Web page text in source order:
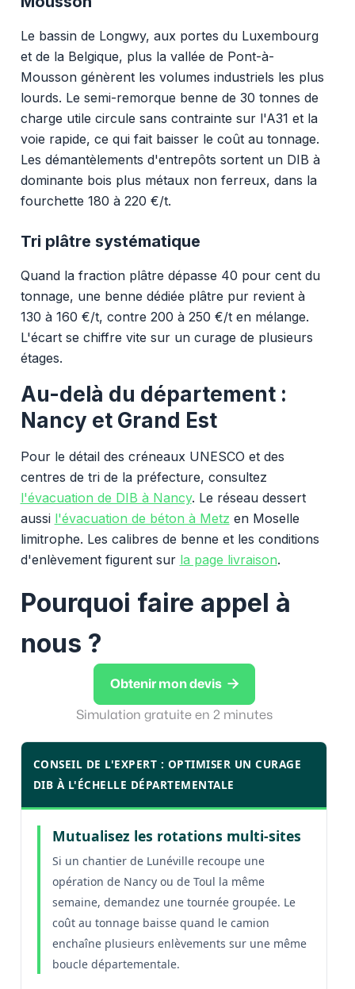
Le bassin de Longwy, aux portes du Luxembourg
et de la Belgique, plus la vallée de Pont-à-
Mousson génèrent les volumes industriels les plus
lourds. Le semi-remorque benne de 30 tonnes de
charge utile circule sans contrainte sur l'A31 et la
voie rapide, ce qui fait baisser le coût au tonnage.
Les démantèlements d'entrepôts sortent un DIB à
dominante bois plus métaux non ferreux, dans la
fourchette 180 à 220 €/t.
Tri plâtre systématique
Quand la fraction plâtre dépasse 40 pour cent du
tonnage, une benne dédiée plâtre pur revient à
130 à 160 €/t, contre 200 à 250 €/t en mélange.
L'écart se chiffre vite sur un curage de plusieurs
étages.
Au-delà du département :
Nancy et Grand Est
Pour le détail des créneaux UNESCO et des
centres de tri de la préfecture, consultez
l'évacuation de DIB à Nancy. Le réseau dessert
aussi l'évacuation de béton à Metz en Moselle
limitrophe. Les calibres de benne et les conditions
d'enlèvement figurent sur la page livraison.
Pourquoi faire appel à
nous ?
Obtenir mon devis 
Simulation gratuite en 2 minutes
CONSEIL DE L'EXPERT : OPTIMISER UN CURAGE
DIB À L'ÉCHELLE DÉPARTEMENTALE
Mutualisez les rotations multi-sites
Si un chantier de Lunéville recoupe une
opération de Nancy ou de Toul la même
semaine, demandez une tournée groupée. Le
coût au tonnage baisse quand le camion
enchaîne plusieurs enlèvements sur une même
boucle départementale.